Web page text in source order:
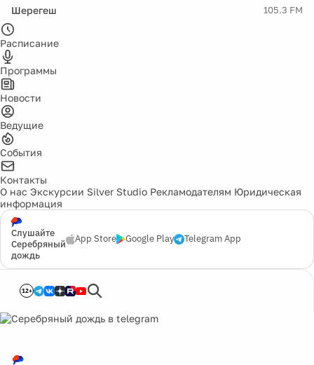
Шерегеш 105.3 FM
Расписание
Программы
Новости
Ведущие
События
Контакты
О нас Экскурсии Silver Studio Рекламодателям Юридическая
информация
Слушайте
Серебряный
дождь
App Store Google Play Telegram App
12+